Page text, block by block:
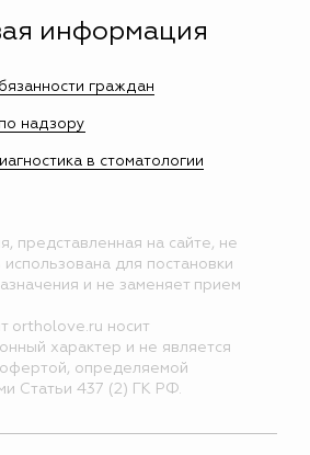
информация
граждан
надзору
в стоматологии
представленная на сайте, не
для постановки
и не заменяет прием
ortholove.ru носит
характер и не является
определяемой
Статьи 437 (2) ГК РФ.